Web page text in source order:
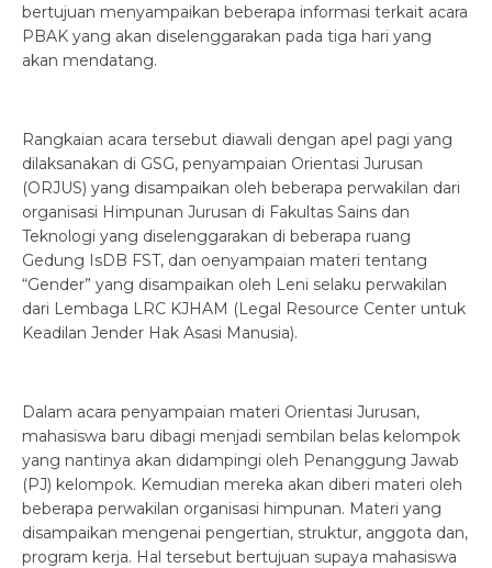
bertujuan menyampaikan beberapa informasi terkait acara
PBAK yang akan diselenggarakan pada tiga hari yang
akan mendatang.
Rangkaian acara tersebut diawali dengan apel pagi yang
dilaksanakan di GSG, penyampaian Orientasi Jurusan
(ORJUS) yang disampaikan oleh beberapa perwakilan dari
organisasi Himpunan Jurusan di Fakultas Sains dan
Teknologi yang diselenggarakan di beberapa ruang
Gedung IsDB FST, dan oenyampaian materi tentang
“Gender” yang disampaikan oleh Leni selaku perwakilan
dari Lembaga LRC KJHAM (Legal Resource Center untuk
Keadilan Jender Hak Asasi Manusia).
Dalam acara penyampaian materi Orientasi Jurusan,
mahasiswa baru dibagi menjadi sembilan belas kelompok
yang nantinya akan didampingi oleh Penanggung Jawab
(PJ) kelompok. Kemudian mereka akan diberi materi oleh
beberapa perwakilan organisasi himpunan. Materi yang
disampaikan mengenai pengertian, struktur, anggota dan,
program kerja. Hal tersebut bertujuan supaya mahasiswa